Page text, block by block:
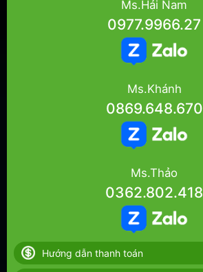
Ms.Hải Nam
0977.9966.27
Ms.Khánh
0869.648.670
Ms.Thảo
0362.802.418
Hướng dẫn thanh toán